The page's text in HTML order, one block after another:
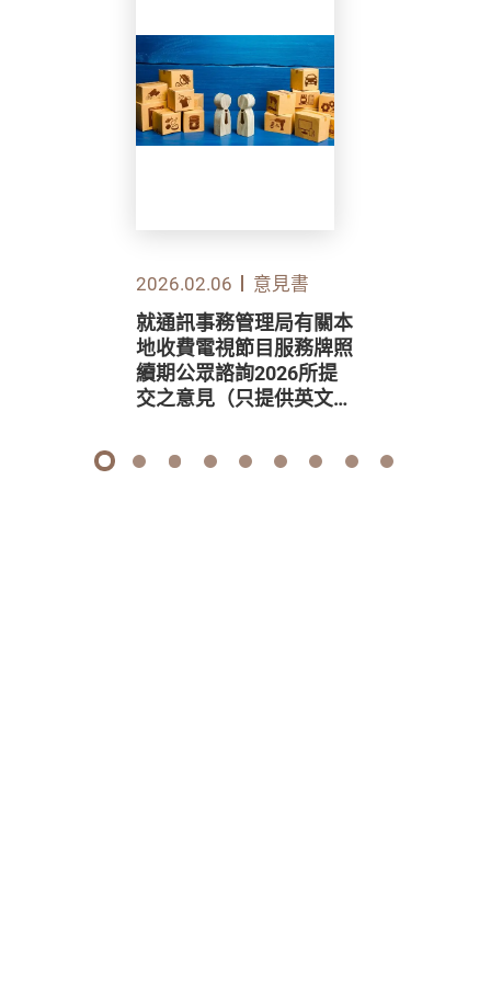
2026.02.06 意見書
就通訊事務管理局有關本
地收費電視節目服務牌照
續期公眾諮詢2026所提
交之意見（只提供英文
1 2 3 4 5 6 7 8 9